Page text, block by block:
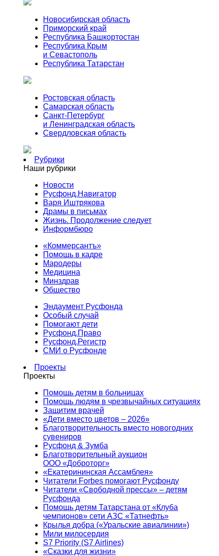
Новосибирская область
Приморский край
Республика Башкортостан
Республика Крым
и Севастополь
Республика Татарстан
Ростовская область
Самарская область
Санкт-Петербург
и Ленинградская область
Свердловская область
Рубрики
Наши рубрики
Новости
Русфонд.Навигатор
Варя Иштрякова
Драмы в письмах
Жизнь. Продолжение следует
Информбюро
«Коммерсантъ»
Помощь в кадре
Мародеры
Медицина
Минздрав
Общество
Эндаумент Русфонда
Особый случай
Помогают дети
Русфонд.Право
Русфонд.Регистр
СМИ о Русфонде
Проекты
Проекты
Помощь детям в больницах
Помощь людям в чрезвычайных ситуациях
Защитим врачей
«Дети вместо цветов – 2026»
Благотворительность вместо новогодних
сувениров
Русфонд & Зумба
Благотворительный аукцион
ООО «Доброторг»
«Екатерининская Ассамблея»
Читатели Forbes помогают Русфонду
Читатели «Свободной прессы» – детям
Русфонда
Помощь детям Татарстана от «Клуба
чемпионов» сети АЗС «Татнефть»
Крылья добра («Уральские авиалинии»)
Мили милосердия
S7 Priority (S7 Airlines)
«Сказки для жизни»